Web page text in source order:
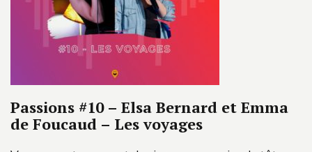
Passions #10 – Elsa Bernard et Emma
de Foucaud – Les voyages